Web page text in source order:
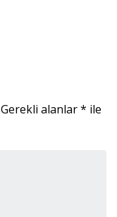
Gerekli alanlar* ile